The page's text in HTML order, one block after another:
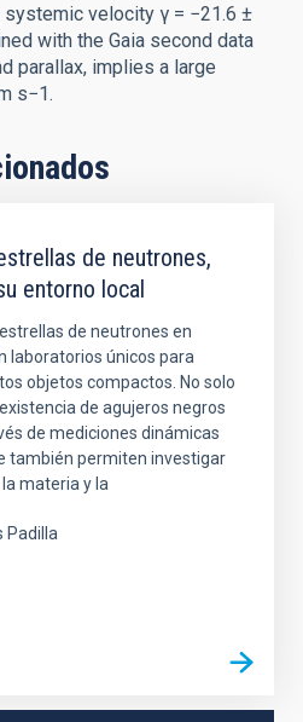
velocity γ = −21.6 ±
with the Gaia second data
parallax, implies a large
s−1.
de neutrones,
entorno local
de neutrones en
laboratorios únicos para
objetos compactos. No solo
de agujeros negros
de mediciones dinámicas
también permiten investigar
materia y la
Padilla